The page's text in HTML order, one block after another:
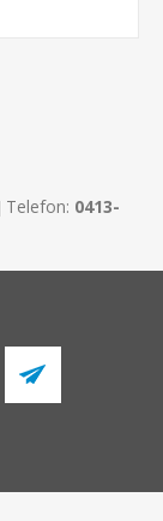
Telefon: 0413-